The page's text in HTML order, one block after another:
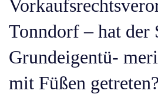
Tonndorf – hat der
Grundeigentü-
mit Füßen getreten?